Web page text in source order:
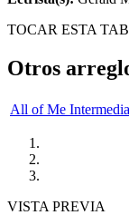
TOCAR ESTA
Otros
All of Me
VISTA PREVIA